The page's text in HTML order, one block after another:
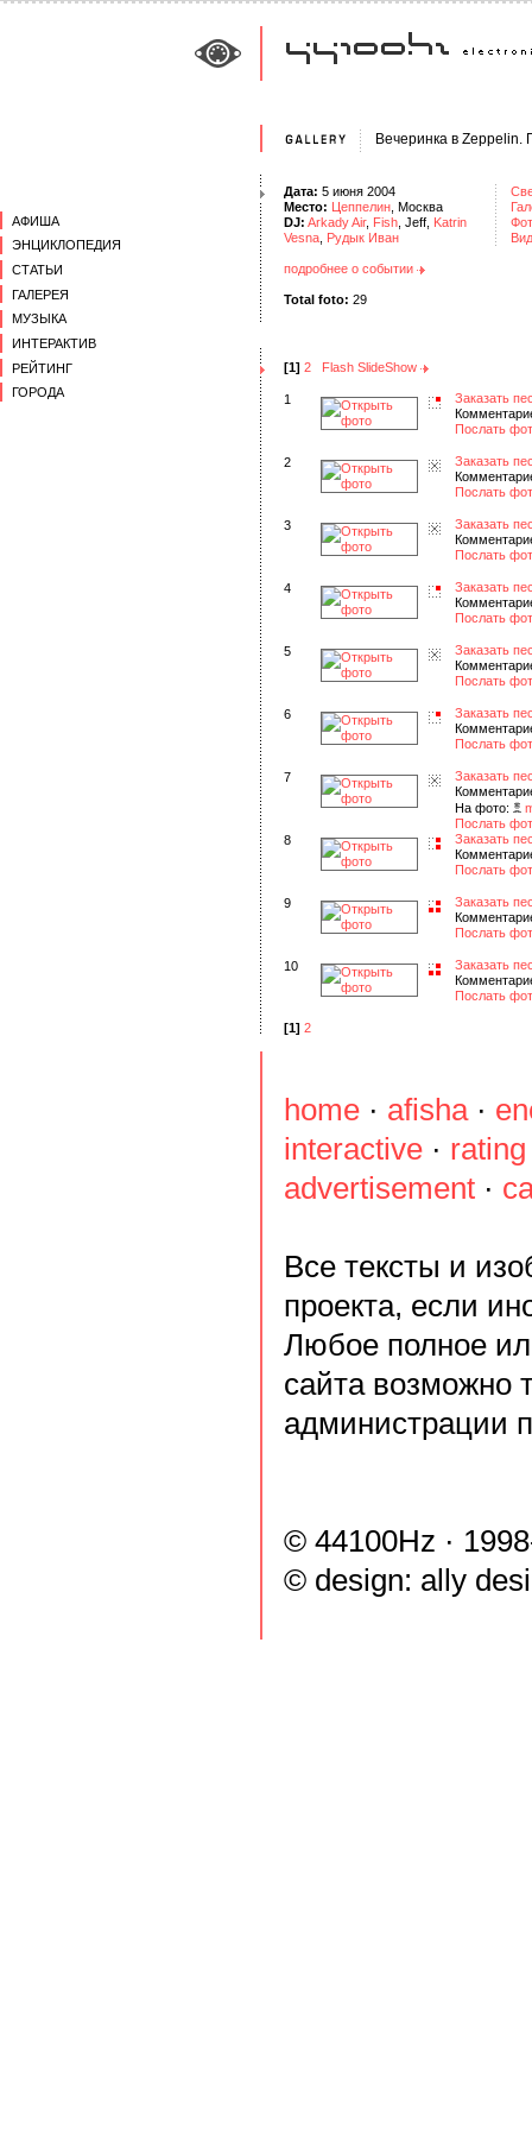
АФИША
ЭНЦИКЛОПЕДИЯ
СТАТЬИ
ГАЛЕРЕЯ
МУЗЫКА
ИНТЕРАКТИВ
РЕЙТИНГ
ГОРОДА
Вечеринка в
Дата: 5 июня 2004
Место: Цеппелин , Москва
DJ: Arkady Air, Fish , Jeff, Katrin
Vesna Рудык Иван
подробнее о событии
Total foto: 29
[1] 2 Flash SlideShow
1
Заказать
Послать
2
Заказать
Послать
3
Заказать
Послать
4
Заказать
Послать
5
Заказать
Послать
6
Заказать
Послать
7
Заказать
На фото:
Послать
8
Заказать
Послать
9
Заказать
Послать
10
Заказать
Послать
[1] 2
home · afisha·
interactive · rating
advertisement ·
Все тексты и
проекта, если
Любое полное
сайта возможно
администрации
© 44100Hz ·
© design: ally